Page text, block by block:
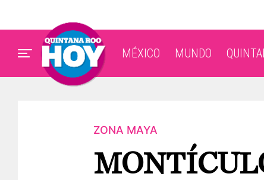
MÉXICO MUNDO
ZONA MAYA